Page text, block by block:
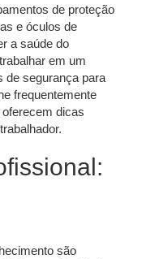
de proteção
e óculos de
a saúde do
em um
de segurança para
frequentemente
dicas
são